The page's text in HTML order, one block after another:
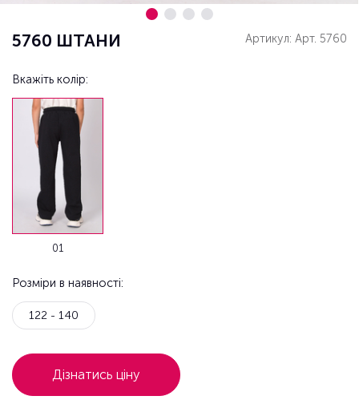
5760 ШТАНИ Артикул: Арт. 5760
Вкажіть колір:
01
Розміри в наявності:
122 - 140
Дізнатись ціну